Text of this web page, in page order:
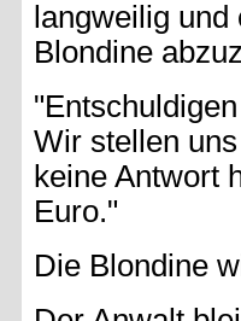
langweilig
Blondine
Wir stellen
keine Antwort
Euro."
Die Blondine